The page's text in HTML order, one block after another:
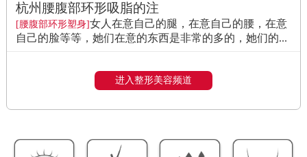
杭州腰腹部环形吸脂的注
[腰腹部环形塑身]女人在意自己的腿，在意自己的腰，在意
自己的脸等等，她们在意的东西是非常的多的，她们的...
进入整形美容频道